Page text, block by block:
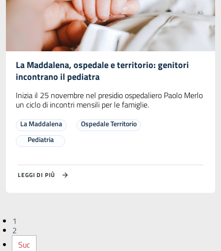
La Maddalena, ospedale e territorio: genitori
incontrano il pediatra
Inizia il 25 novembre nel presidio ospedaliero Paolo Merlo
un ciclo di incontri mensili per le famiglie.
La Maddalena
Ospedale Territorio
Pediatria
LEGGI DI PIÙ
1
2
Suc